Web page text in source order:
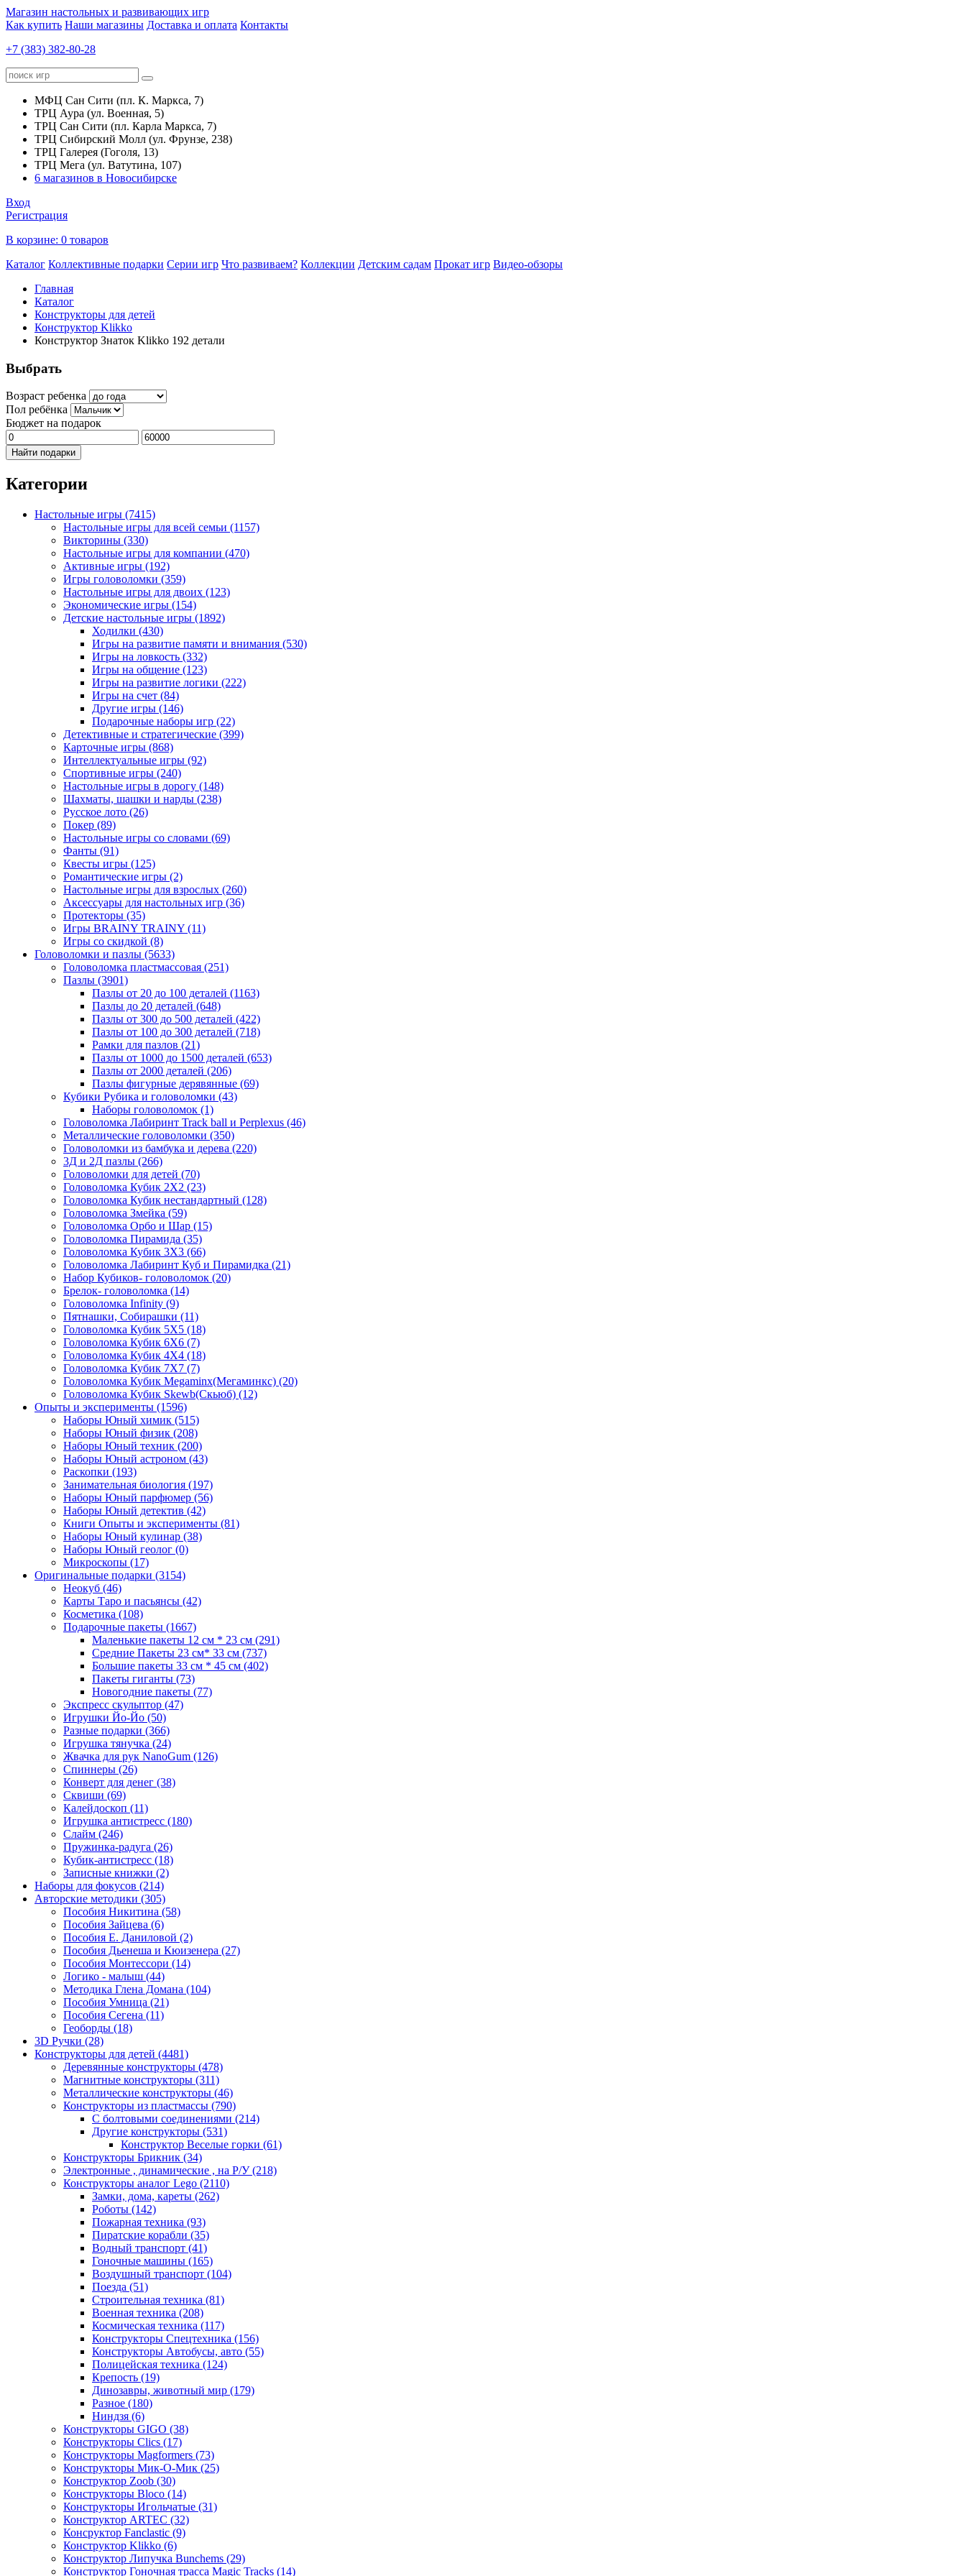
Магазин настольных и развивающих игр
Как купить Наши магазины Доставка и оплата Контакты
+7 (383) 382-80-28
МФЦ Сан Сити (пл. К. Маркса, 7)
ТРЦ Аура (ул. Военная, 5)
ТРЦ Сан Сити (пл. Карла Маркса, 7)
ТРЦ Сибирский Молл (ул. Фрунзе, 238)
ТРЦ Галерея (Гоголя, 13)
ТРЦ Мега (ул. Ватутина, 107)
6 магазинов в Новосибирске
Вход
Регистрация
В корзине: 0 товаров
Каталог Коллективные подарки Серии игр Что развиваем? Коллекции Детским садам Прокат игр Видео-обзоры
Главная
Каталог
Конструкторы для детей
Конструктор Klikko
Конструктор Знаток Klikko 192 детали
Выбрать
Возраст ребенка
Пол ребёнка
Бюджет на подарок
Найти подарки
Категории
Настольные игры (7415)
Настольные игры для всей семьи (1157)
Викторины (330)
Настольные игры для компании (470)
Активные игры (192)
Игры головоломки (359)
Настольные игры для двоих (123)
Экономические игры (154)
Детские настольные игры (1892)
Ходилки (430)
Игры на развитие памяти и внимания (530)
Игры на ловкость (332)
Игры на общение (123)
Игры на развитие логики (222)
Игры на счет (84)
Другие игры (146)
Подарочные наборы игр (22)
Детективные и стратегические (399)
Карточные игры (868)
Интеллектуальные игры (92)
Спортивные игры (240)
Настольные игры в дорогу (148)
Шахматы, шашки и нарды (238)
Русское лото (26)
Покер (89)
Настольные игры со словами (69)
Фанты (91)
Квесты игры (125)
Романтические игры (2)
Настольные игры для взрослых (260)
Аксессуары для настольных игр (36)
Протекторы (35)
Игры BRAINY TRAINY (11)
Игры со скидкой (8)
Головоломки и пазлы (5633)
Головоломка пластмассовая (251)
Пазлы (3901)
Пазлы от 20 до 100 деталей (1163)
Пазлы до 20 деталей (648)
Пазлы от 300 до 500 деталей (422)
Пазлы от 100 до 300 деталей (718)
Рамки для пазлов (21)
Пазлы от 1000 до 1500 деталей (653)
Пазлы от 2000 деталей (206)
Пазлы фигурные дерявянные (69)
Кубики Рубика и головоломки (43)
Наборы головоломок (1)
Головоломка Лабиринт Track ball и Perplexus (46)
Металлические головоломки (350)
Головоломки из бамбука и дерева (220)
3Д и 2Д пазлы (266)
Головоломки для детей (70)
Головоломка Кубик 2Х2 (23)
Головоломка Кубик нестандартный (128)
Головоломка Змейка (59)
Головоломка Орбо и Шар (15)
Головоломка Пирамида (35)
Головоломка Кубик 3Х3 (66)
Головоломка Лабиринт Куб и Пирамидка (21)
Набор Кубиков- головоломок (20)
Брелок- головоломка (14)
Головоломка Infinity (9)
Пятнашки, Собирашки (11)
Головоломка Кубик 5Х5 (18)
Головоломка Кубик 6Х6 (7)
Головоломка Кубик 4Х4 (18)
Головоломка Кубик 7Х7 (7)
Головоломка Кубик Megaminx(Мегаминкс) (20)
Головоломка Кубик Skewb(Скьюб) (12)
Опыты и эксперименты (1596)
Наборы Юный химик (515)
Наборы Юный физик (208)
Наборы Юный техник (200)
Наборы Юный астроном (43)
Раскопки (193)
Занимательная биология (197)
Наборы Юный парфюмер (56)
Наборы Юный детектив (42)
Книги Опыты и эксперименты (81)
Наборы Юный кулинар (38)
Наборы Юный геолог (0)
Микроскопы (17)
Оригинальные подарки (3154)
Неокуб (46)
Карты Таро и пасьянсы (42)
Косметика (108)
Подарочные пакеты (1667)
Маленькие пакеты 12 см * 23 см (291)
Средние Пакеты 23 см* 33 см (737)
Большие пакеты 33 см * 45 см (402)
Пакеты гиганты (73)
Новогодние пакеты (77)
Экспресс скульптор (47)
Игрушки Йо-Йо (50)
Разные подарки (366)
Игрушка тянучка (24)
Жвачка для рук NanoGum (126)
Спиннеры (26)
Конверт для денег (38)
Сквиши (69)
Калейдоскоп (11)
Игрушка антистресс (180)
Слайм (246)
Пружинка-радуга (26)
Кубик-антистресс (18)
Записные книжки (2)
Наборы для фокусов (214)
Авторские методики (305)
Пособия Никитина (58)
Пособия Зайцева (6)
Пособия Е. Даниловой (2)
Пособия Дьенеша и Кюизенера (27)
Пособия Монтессори (14)
Логико - малыш (44)
Методика Глена Домана (104)
Пособия Умница (21)
Пособия Сегена (11)
Геоборды (18)
3D Ручки (28)
Конструкторы для детей (4481)
Деревянные конструкторы (478)
Магнитные конструкторы (311)
Металлические конструкторы (46)
Конструкторы из пластмассы (790)
С болтовыми соединениями (214)
Другие конструкторы (531)
Конструктор Веселые горки (61)
Конструкторы Брикник (34)
Электронные , динамические , на Р/У(218)
Конструкторы аналог Lego (2110)
Замки, дома, кареты (262)
Роботы (142)
Пожарная техника (93)
Пиратские корабли (35)
Водный транспорт (41)
Гоночные машины (165)
Воздушный транспорт (104)
Поезда (51)
Строительная техника (81)
Военная техника (208)
Космическая техника (117)
Конструкторы Спецтехника (156)
Конструкторы Автобусы, авто (55)
Полицейская техника (124)
Крепость (19)
Динозавры, животный мир (179)
Разное (180)
Ниндзя (6)
Конструкторы GIGO (38)
Конструкторы Clics (17)
Конструкторы Magformers (73)
Конструкторы Мик-О-Мик (25)
Конструктор Zoob (30)
Конструкторы Bloco (14)
Конструкторы Игольчатые (31)
Конструктор ARTEC (32)
Консруктор Fanclastic (9)
Конструктор Klikko (6)
Конструктор Липучка Bunchems (29)
Конструктор Гоночная трасса Magic Tracks (14)